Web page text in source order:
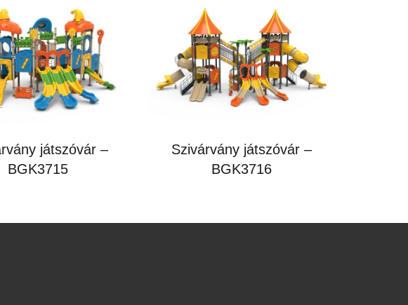
játszóvár –
BGK3715
Szivárvány játszóvár –
BGK3716